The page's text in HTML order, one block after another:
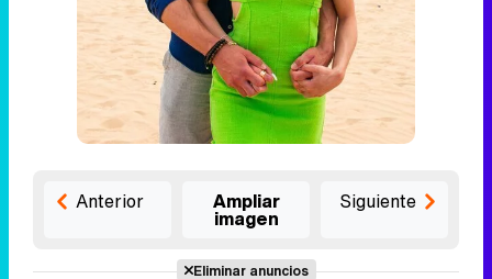
Anterior Ampliar
imagen
Siguiente
Eliminar anuncios